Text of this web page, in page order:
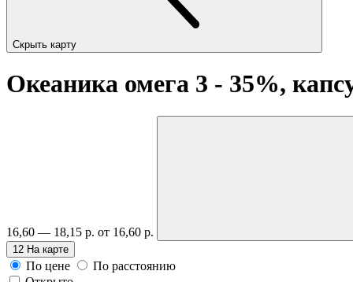
Скрыть карту
Океаника омега 3 - 35%,
16,60 — 18,15 р. от 16,60 р.
12 На карте
По цене
По расстоянию